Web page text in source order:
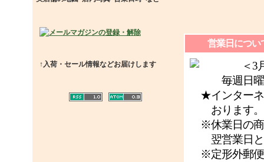
↑入荷・セール情報などお届けします
営業日につい
＜3月
毎週日曜
★インターネ
おります。
※休業日の商
翌営業日と
※定形外郵便